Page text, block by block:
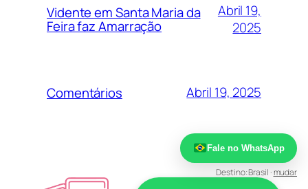
Vidente em Santa Maria da
Feira faz Amarração
Abril 19,
2025
Comentários Abril 19, 2025
Fale no WhatsApp
Destino:Brasil· mudar